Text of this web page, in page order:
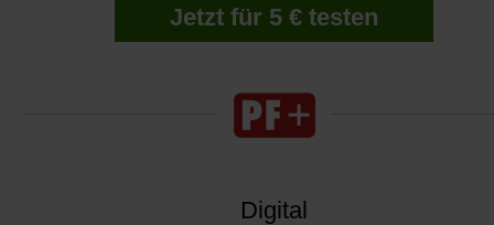
Jetzt für 5 € testen
Digital